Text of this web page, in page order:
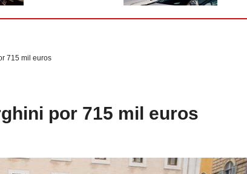
715 mil euros
por 715 mil euros